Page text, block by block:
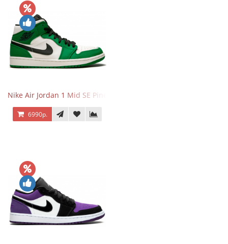
Nike Air Jordan 1 Mid SE Pine Green
6990р.